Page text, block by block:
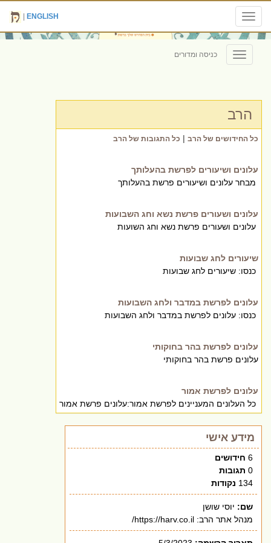
Toggle
navigation
ENGLISH
Toggle
navigation
כניסה ומדורים
הרב
כל החידושים של הרב | כל התגובות של הרב
עלונים ושיעורים לפרשת בהעלותך
מבחר עלונים ושיעורים פרשת בהעלותך
עלונים ושעורים פרשת נשא וחג השבועות
עלונים ושעורים פרשת נשא וחג השועות
שיעורים לחג שבועות
כנסו: שיעורים לחג שבועות
עלונים לפרשת במדבר ולחג השבועות
כנסו: עלונים לפרשת במדבר ולחג השבועות
עלונים לפרשת בהר בחוקותי
עלונים פרשת בהר בחוקותי
עלונים לפרשת אמור
כל העלונים המעניינים לפרשת אמור:עלונים פרשת אמור
מידע אישי
6 חידושים
0 תגובות
134 נקודות
שם: יוסי שושן
מנהל אתר הרב: https://harv.co.il/